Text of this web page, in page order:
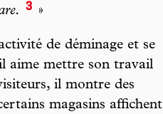
3 »
de déminage et se
aime mettre son travail
il montre des
magasins affichent